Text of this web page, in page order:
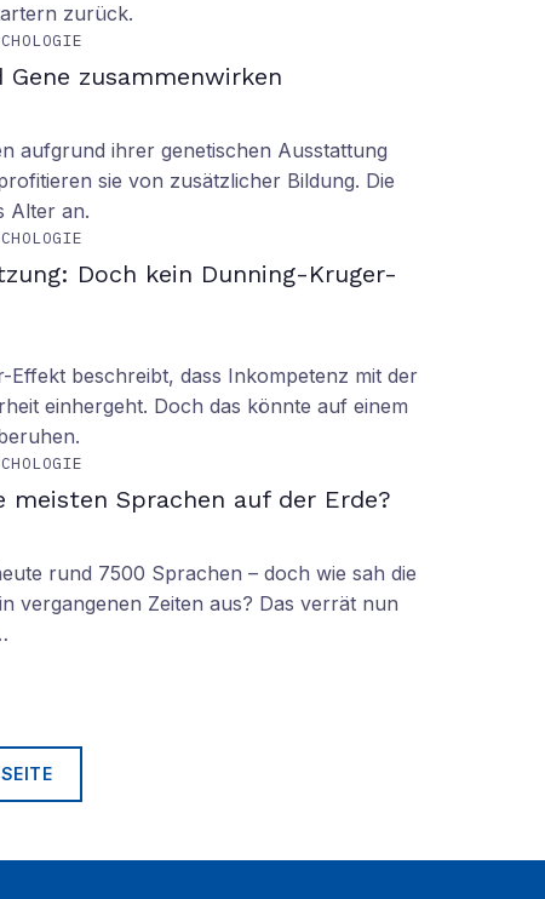
zurück.
Gene zusammenwirken
aufgrund ihrer genetischen Ausstattung
sie von zusätzlicher Bildung. Die
Alter an.
Doch kein Dunning-Kruger-
Effekt beschreibt, dass Inkompetenz mit der
einhergeht. Doch das könnte auf einem
meisten Sprachen auf der Erde?
rund 7500 Sprachen – doch wie sah die
vergangenen Zeiten aus? Das verrät nun